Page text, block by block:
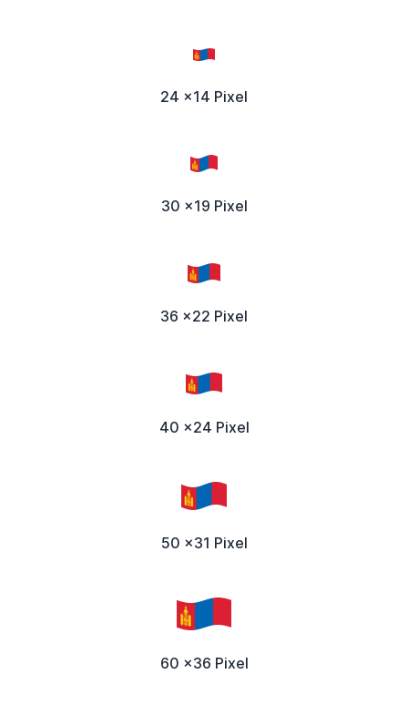
24 x14 Pixel
30 x19 Pixel
36 x22 Pixel
40 x24 Pixel
50 x31 Pixel
60 x36 Pixel